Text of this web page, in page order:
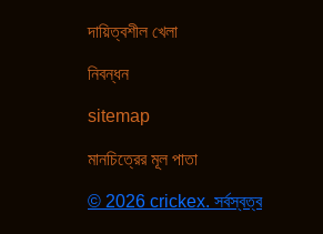
দায়িত্বশীল খেলা
নিবন্ধন
sitemap
মানচিত্রের মূল পাতা
© 2026 crickex. সর্বস্বত্ব